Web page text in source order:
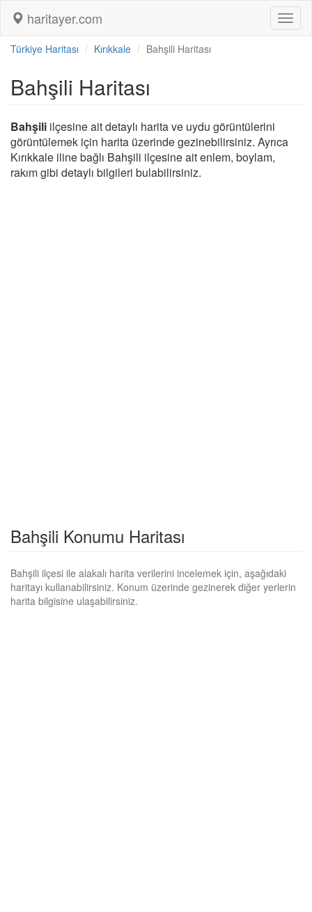
haritayer.com
Türkiye Haritası Kırıkkale Bahşili Haritası
Bahşili Haritası
Bahşili ilçesine ait detaylı harita ve uydu görüntülerini
görüntülemek için harita üzerinde gezinebilirsiniz. Ayrıca
Kırıkkale iline bağlı Bahşili ilçesine ait enlem, boylam,
rakım gibi detaylı bilgileri bulabilirsiniz.
Bahşili Konumu Haritası
Bahşili ilçesi ile alakalı harita verilerini incelemek için, aşağıdaki
haritayı kullanabilirsiniz. Konum üzerinde gezinerek diğer yerlerin
harita bilgisine ulaşabilirsiniz.